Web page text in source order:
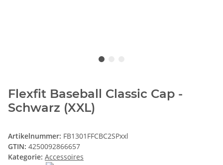
Flexfit Baseball Classic Cap -
Schwarz (XXL)
Artikelnummer: FB1301FFCBC2SPxxl
GTIN: 4250092866657
Kategorie: Accessoires